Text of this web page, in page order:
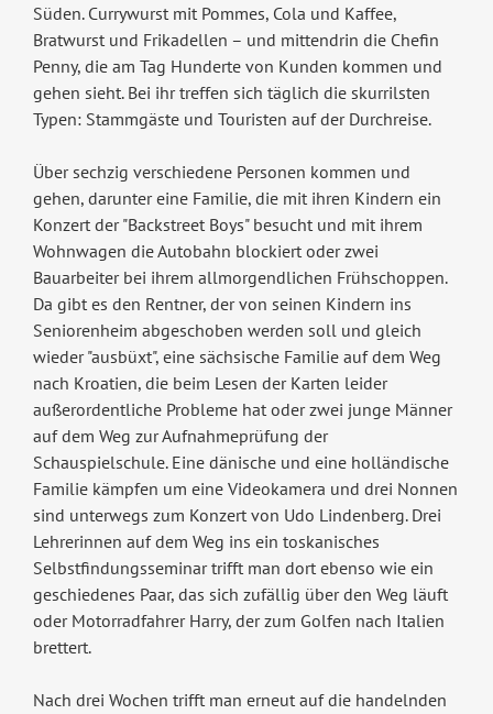
Süden. Currywurst mit Pommes, Cola und Kaffee,
Bratwurst und Frikadellen – und mittendrin die Chefin
Penny, die am Tag Hunderte von Kunden kommen und
gehen sieht. Bei ihr treffen sich täglich die skurrilsten
Typen: Stammgäste und Touristen auf der Durchreise.
Über sechzig verschiedene Personen kommen und
gehen, darunter eine Familie, die mit ihren Kindern ein
Konzert der "Backstreet Boys" besucht und mit ihrem
Wohnwagen die Autobahn blockiert oder zwei
Bauarbeiter bei ihrem allmorgendlichen Frühschoppen.
Da gibt es den Rentner, der von seinen Kindern ins
Seniorenheim abgeschoben werden soll und gleich
wieder "ausbüxt", eine sächsische Familie auf dem Weg
nach Kroatien, die beim Lesen der Karten leider
außerordentliche Probleme hat oder zwei junge Männer
auf dem Weg zur Aufnahmeprüfung der
Schauspielschule. Eine dänische und eine holländische
Familie kämpfen um eine Videokamera und drei Nonnen
sind unterwegs zum Konzert von Udo Lindenberg. Drei
Lehrerinnen auf dem Weg ins ein toskanisches
Selbstfindungsseminar trifft man dort ebenso wie ein
geschiedenes Paar, das sich zufällig über den Weg läuft
oder Motorradfahrer Harry, der zum Golfen nach Italien
brettert.
Nach drei Wochen trifft man erneut auf die handelnden